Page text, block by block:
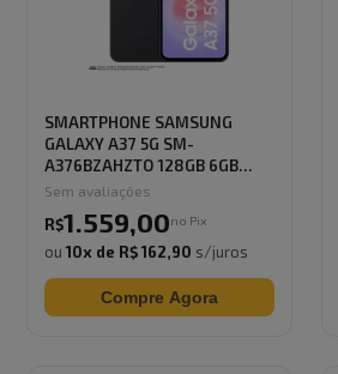
SMARTPHONE SAMSUNG
GALAXY A37 5G SM-
A376BZAHZTO 128GB 6GB
RAM ...
Sem avaliações
R$1.559,00no Pix
ou 10x de R$ 162,90 s/juros
Compre Agora